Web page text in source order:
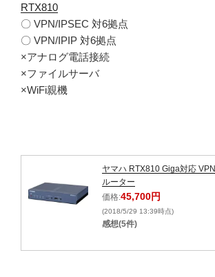
RTX810
〇 VPN/IPSEC 対6拠点
〇 VPN/IPIP 対6拠点
×アナログ電話接続
×ファイルサーバ
×WiFi親機
ヤマハ RTX810 Giga対応 VPN
ルーター
価格:45,700円
(2018/5/29 13:39時点)
感想(5件)